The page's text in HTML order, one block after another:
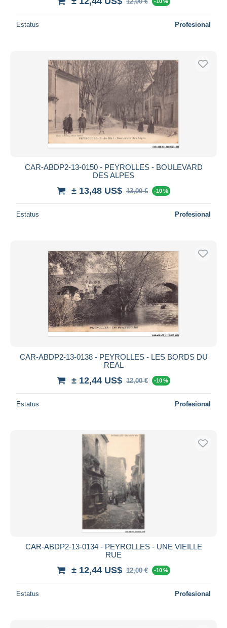
Estatus Profesional
CAR-ABDP2-13-0150 - PEYROLLES - BOULEVARD
DES ALPES
± 13,48 US$ 13,00 € -10 %
Estatus Profesional
CAR-ABDP2-13-0138 - PEYROLLES - LES BORDS DU
REAL
± 12,44 US$ 12,00 € -10 %
Estatus Profesional
CAR-ABDP2-13-0134 - PEYROLLES - UNE VIEILLE
RUE
± 12,44 US$ 12,00 € -10 %
Estatus Profesional